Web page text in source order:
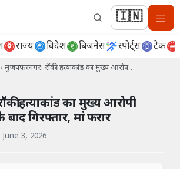
🇮🇳
राज्य विदेश बिजनेस स्पोर्ट्स टेक
› मुजफ्फरनगर: रॉकी हत्याकांड का मुख्य आरोप…
हत्याकांड का मुख्य आरोपी
गिरफ्तार, मां फरार
June 3, 2026